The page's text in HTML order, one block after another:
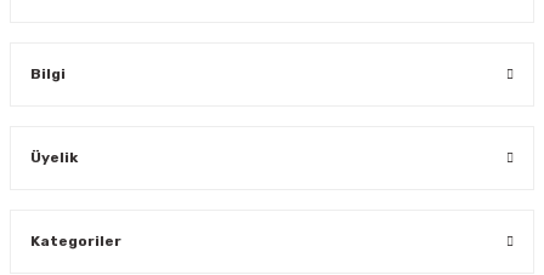
Bilgi
Üyelik
Kategoriler